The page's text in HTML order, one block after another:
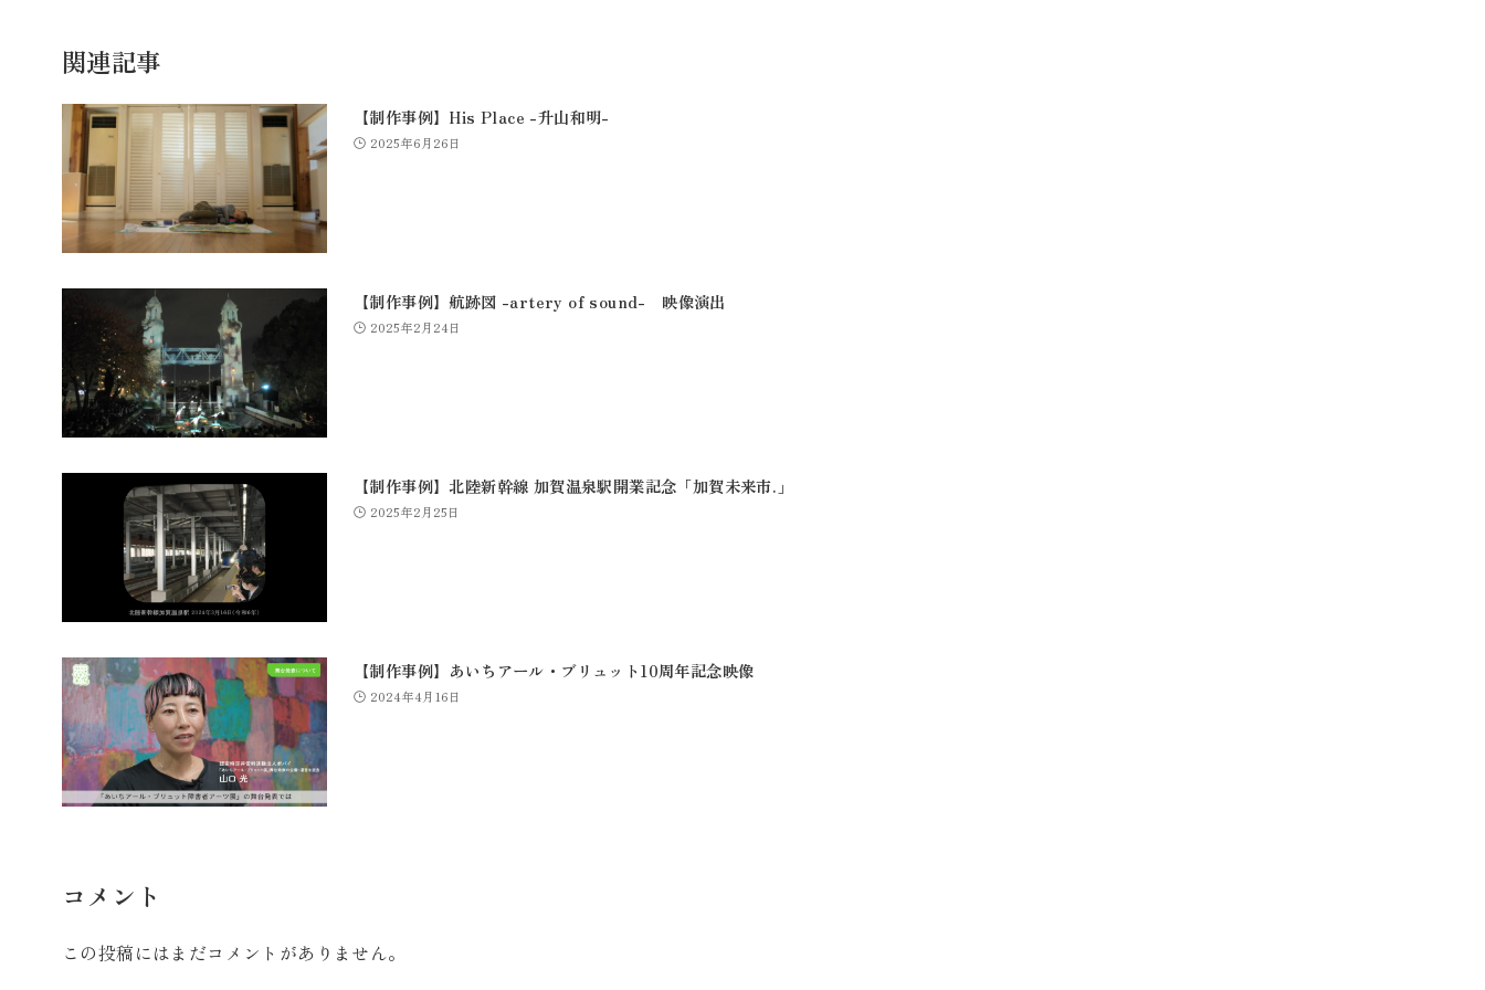
関連記事
【制作事例】His Place -升山和明-
2025年6月26日
【制作事例】航跡図 -artery of sound- 映像演出
2025年2月24日
【制作事例】北陸新幹線 加賀温泉駅開業記念「加賀未来市.」
2025年2月25日
【制作事例】あいちアール・ブリュット10周年記念映像
2024年4月16日
コメント
この投稿にはまだコメントがありません。